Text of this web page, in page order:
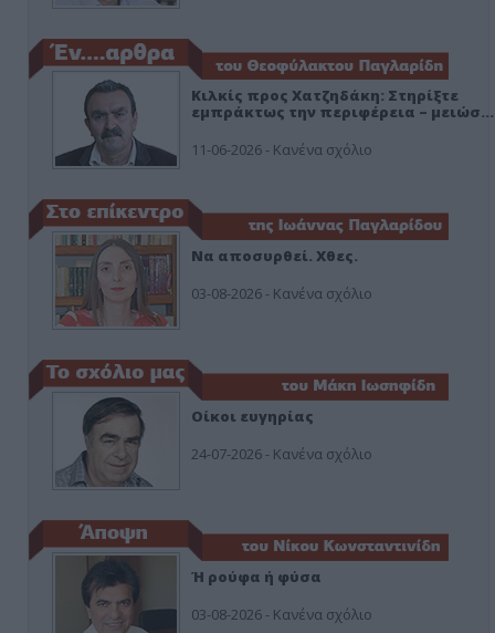
Κιλκίς προς Χατζηδάκη: Στηρίξτε
εμπράκτως την περιφέρεια – μειώσ…
11-06-2026 - Κανένα σχόλιο
Να αποσυρθεί. Χθες.
03-08-2026 - Κανένα σχόλιο
Οίκοι ευγηρίας
24-07-2026 - Κανένα σχόλιο
Ή ρούφα ή φύσα
03-08-2026 - Κανένα σχόλιο